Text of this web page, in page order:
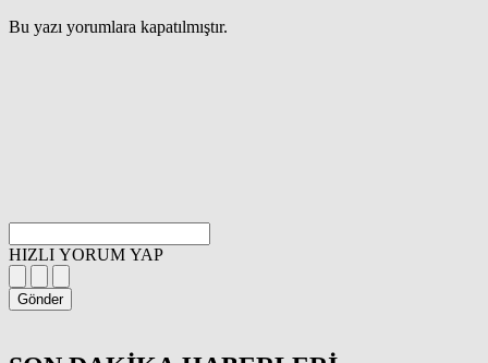
Bu yazı yorumlara kapatılmıştır.
HIZLI YORUM YAP
Gönder